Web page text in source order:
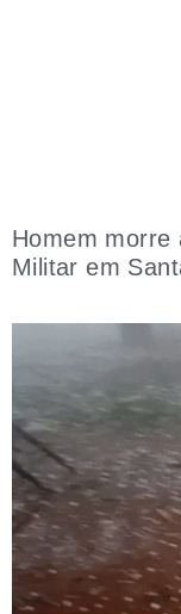
Homem morre
Militar em